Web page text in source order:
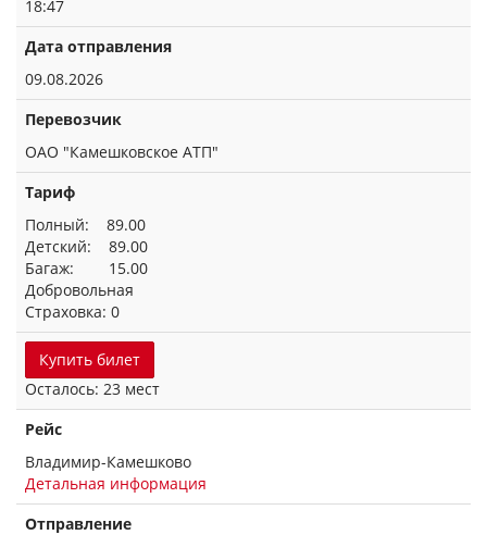
18:47
Дата отправления
09.08.2026
Перевозчик
ОАО "Камешковское АТП"
Тариф
Полный: 89.00
Детский: 89.00
Багаж: 15.00
Добровольная
Страховка: 0
Купить билет
Осталось: 23 мест
Рейс
Владимир-Камешково
Детальная информация
Отправление